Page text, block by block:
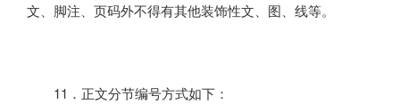
文、脚注、页码外不得有其他装饰性文、图、线等。
11 ．正文分节编号方式如下：